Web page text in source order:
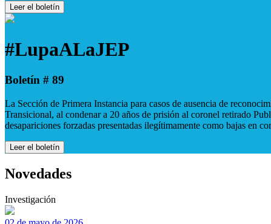
Leer el boletín
#LupaALaJEP
Boletín # 89
La Sección de Primera Instancia para casos de ausencia de
Transicional, al condenar a 20 años de prisión al coronel retirado
desapariciones forzadas presentadas ilegítimamente como bajas en
Leer el boletín
Novedades
Investigación